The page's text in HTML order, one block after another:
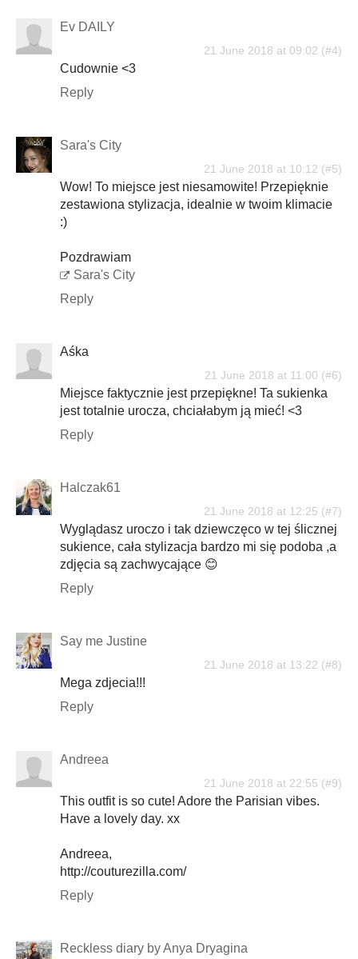
Ev DAILY
21 June 2018 at 09:02
Cudownie <3
Reply
Sara's City
21 June 2018 at 10:12
Wow! To miejsce jest niesamowite! Przepięknie
zestawiona stylizacja, idealnie w twoim klimacie
:)
Pozdrawiam
Sara's City
Reply
Aśka
21 June 2018 at 11:00
Miejsce faktycznie jest przepiękne! Ta sukienka
jest totalnie urocza, chciałabym ją mieć! <3
Reply
Halczak61
21 June 2018 at 12:25
Wyglądasz uroczo i tak dziewczęco w tej ślicznej
sukience, cała stylizacja bardzo mi się podoba ,a
zdjęcia są zachwycające 😊
Reply
Say me Justine
21 June 2018 at 13:22
Mega zdjecia!!!
Reply
Andreea
21 June 2018 at 22:55
This outfit is so cute! Adore the Parisian vibes.
Have a lovely day. xx
Andreea,
http://couturezilla.com/
Reply
Reckless diary by Anya Dryagina